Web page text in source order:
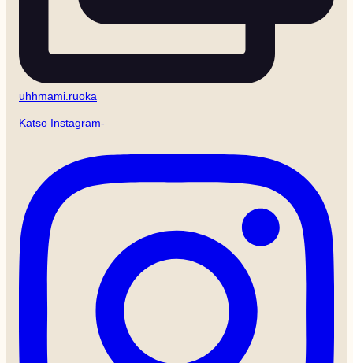
uhhmami.ruoka
Katso Instagram-